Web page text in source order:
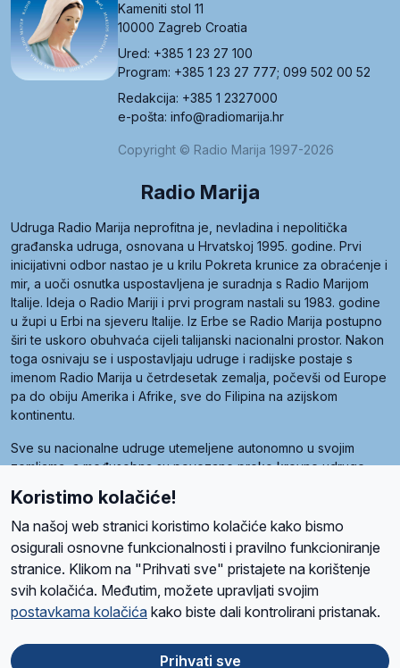
Kameniti stol 11
10000 Zagreb Croatia
Ured: +385 1 23 27 100
Program: +385 1 23 27 777; 099 502 00 52
Redakcija: +385 1 2327000
e-pošta: info@radiomarija.hr
Copyright © Radio Marija 1997-2026
Radio Marija
Udruga Radio Marija neprofitna je, nevladina i nepolitička
građanska udruga, osnovana u Hrvatskoj 1995. godine. Prvi
inicijativni odbor nastao je u krilu Pokreta krunice za obraćenje i
mir, a uoči osnutka uspostavljena je suradnja s Radio Marijom
Italije. Ideja o Radio Mariji i prvi program nastali su 1983. godine
u župi u Erbi na sjeveru Italije. Iz Erbe se Radio Marija postupno
širi te uskoro obuhvaća cijeli talijanski nacionalni prostor. Nakon
toga osnivaju se i uspostavljaju udruge i radijske postaje s
imenom Radio Marija u četrdesetak zemalja, počevši od Europe
pa do obiju Amerika i Afrike, sve do Filipina na azijskom
kontinentu.
Sve su nacionalne udruge utemeljene autonomno u svojim
zemljama, a međusobna su povezane preko krovne udruge
Radio Maria). Svjetsku obitelj utemeljilo je sedam članica, među
kojima je i hrvatska Udruga Radio Marija.
O namaRadio ProgramVolonteriPrijateljiKontaktPravila privatnosti
Ova stranica je zaštićena Google reCAPTCHA sustavom
Koristimo kolačiće!
Na našoj web stranici koristimo kolačiće kako bismo
osigurali osnovne funkcionalnosti i pravilno funkcioniranje
stranice. Klikom na "Prihvati sve" pristajete na korištenje
svih kolačića. Međutim, možete upravljati svojim
postavkama kolačića kako biste dali kontrolirani pristanak.
Prihvati sve